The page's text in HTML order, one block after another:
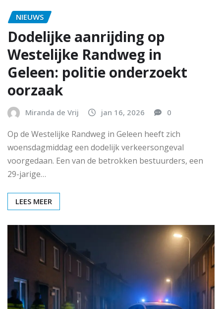
NIEUWS
Dodelijke aanrijding op
Westelijke Randweg in
Geleen: politie onderzoekt
oorzaak
Miranda de Vrij jan 16, 2026 0
Op de Westelijke Randweg in Geleen heeft zich
woensdagmiddag een dodelijk verkeersongeval
voorgedaan. Een van de betrokken bestuurders, een
29-jarige…
LEES MEER